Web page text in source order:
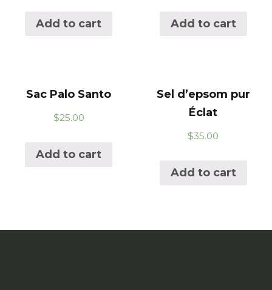
Add to cart Add to cart
Sac Palo Santo
$25.00
Add to cart
Sel d’epsom pur
Éclat
$35.00
Add to cart